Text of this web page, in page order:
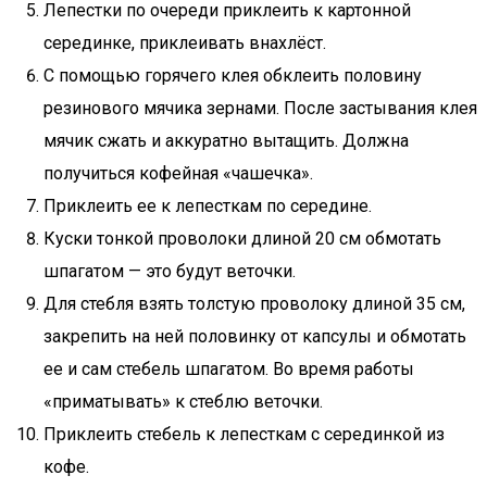
Лепестки по очереди приклеить к картонной
серединке, приклеивать внахлёст.
С помощью горячего клея обклеить половину
резинового мячика зернами. После застывания клея
мячик сжать и аккуратно вытащить. Должна
получиться кофейная «чашечка».
Приклеить ее к лепесткам по середине.
Куски тонкой проволоки длиной 20 см обмотать
шпагатом — это будут веточки.
Для стебля взять толстую проволоку длиной 35 см,
закрепить на ней половинку от капсулы и обмотать
ее и сам стебель шпагатом. Во время работы
«приматывать» к стеблю веточки.
Приклеить стебель к лепесткам с серединкой из
кофе.